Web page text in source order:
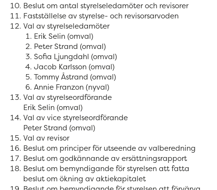
Beslut om antal styrelseledamöter och revisorer
Fastställelse av styrelse- och revisorsarvoden
Val av styrelseledamöter
Erik Selin (omval)
Peter Strand (omval)
Sofia Ljungdahl (omval)
Jacob Karlsson (omval)
Tommy Åstrand (omval)
Annie Franzon (nyval)
Val av styrelseordförande
Erik Selin (omval)
Val av vice styrelseordförande
Peter Strand (omval)
Val av revisor
Beslut om principer för utseende av valberedning
Beslut om godkännande av ersättningsrapport
Beslut om bemyndigande för styrelsen att fatta
beslut om ökning av aktiekapitalet